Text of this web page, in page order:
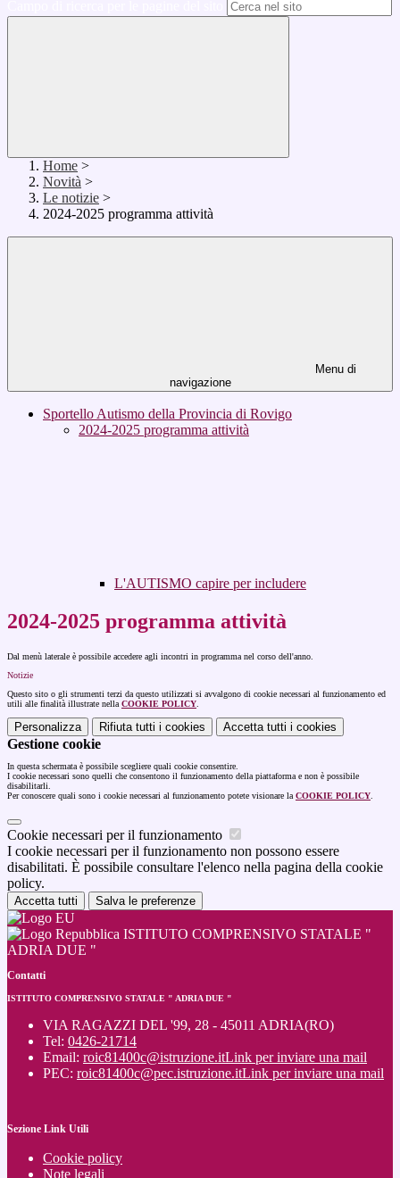
Home >
Novità >
Le notizie >
2024-2025 programma attività
Menu di
navigazione
Sportello Autismo della Provincia di Rovigo
2024-2025 programma attività
L'AUTISMO capire per includere
2024-2025 programma attività
Dal menù laterale è possibile accedere agli incontri in programma nel corso dell'anno.
Notizie
Questo sito o gli strumenti terzi da questo utilizzati si avvalgono di cookie necessari al funzionamento ed
utili alle finalità illustrate nella COOKIE POLICY
Personalizza Rifiuta tutti i cookies Accetta tutti i cookies
Gestione cookie
In questa schermata è possibile scegliere quali cookie consentire.
I cookie necessari sono quelli che consentono il funzionamento della piattaforma e non è possibile
disabilitarli.
Per conoscere quali sono i cookie necessari al funzionamento potete visionare la COOKIE POLICY
Cookie necessari per il funzionamento
I cookie necessari per il funzionamento non possono essere
disabilitati. È possibile consultare l'elenco nella pagina della cookie
policy.
Accetta tutti Salva le preferenze
ISTITUTO COMPRENSIVO STATALE "
ADRIA DUE "
Contatti
ISTITUTO COMPRENSIVO STATALE " ADRIA DUE "
VIA RAGAZZI DEL '99, 28 - 45011 ADRIA(RO)
Tel: 0426-21714
Email: roic81400c@istruzione.itLink per inviare una mail
PEC: roic81400c@pec.istruzione.itLink per inviare una mail
Sezione Link Utili
Cookie policy
Note legali